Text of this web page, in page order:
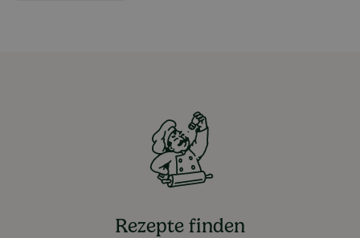
Rezepte finden